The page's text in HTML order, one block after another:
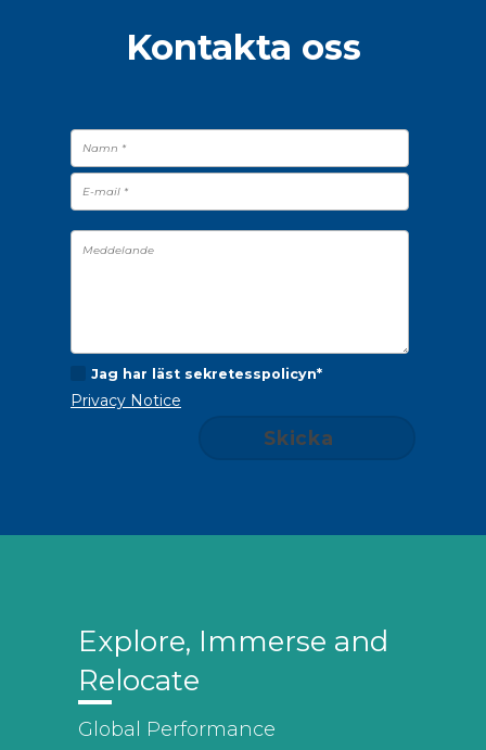
Kontakta oss
Jag har läst sekretesspolicyn*
Privacy Notice
Skicka
Explore, Immerse and
Relocate
Global Performance